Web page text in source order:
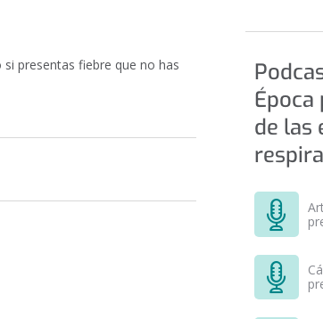
presentas fiebre que no has
Época
de las